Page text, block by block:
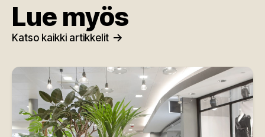
Lue myös
Katso kaikki artikkelit